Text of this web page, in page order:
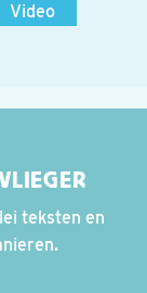
Video
teksten en